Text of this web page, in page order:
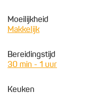
Moeilijkheid
Makkelijk
Bereidingstijd
30 min - 1 uur
Keuken